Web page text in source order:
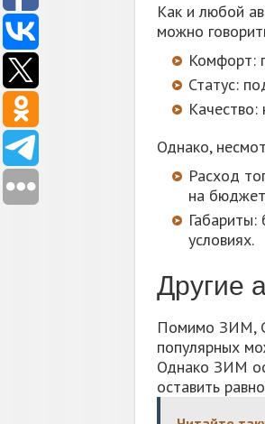
Как и любой
можно
Комфорт:
Статус:
Однако,
Расход
на
условиях.
Другие
Помимо ЗИМ,
популярных
Однако ЗИМ
оставить